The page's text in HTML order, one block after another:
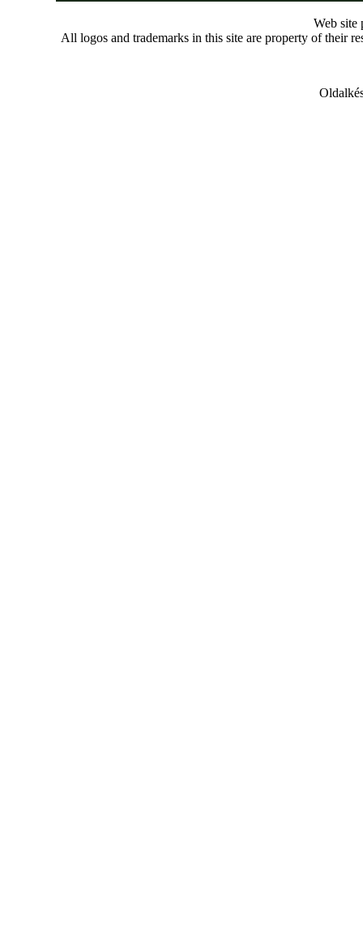
Web site
All logos and trademarks in this site are property of their